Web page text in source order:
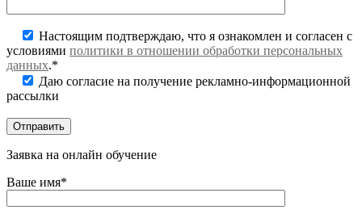
Настоящим подтверждаю, что я ознакомлен и согласен с
условиями политики в отношении обработки персональных
данных.*
Даю согласие на получение рекламно-информационной
рассылки
Заявка на онлайн обучение
Ваше имя*